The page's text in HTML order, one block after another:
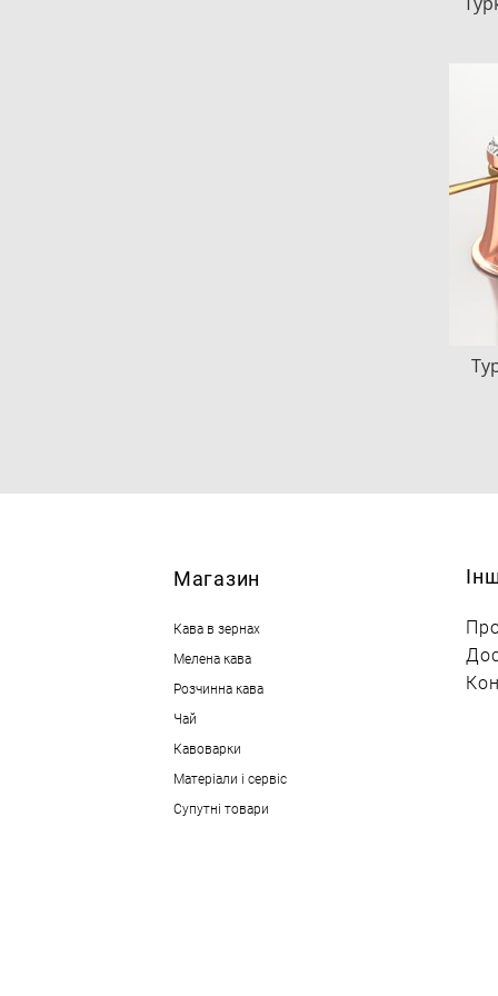
Магазин
Кава в зернах
Мелена кава
Розчинна кава
Чай
Кавоварки
Матеріали і сервіс
Супутні товари